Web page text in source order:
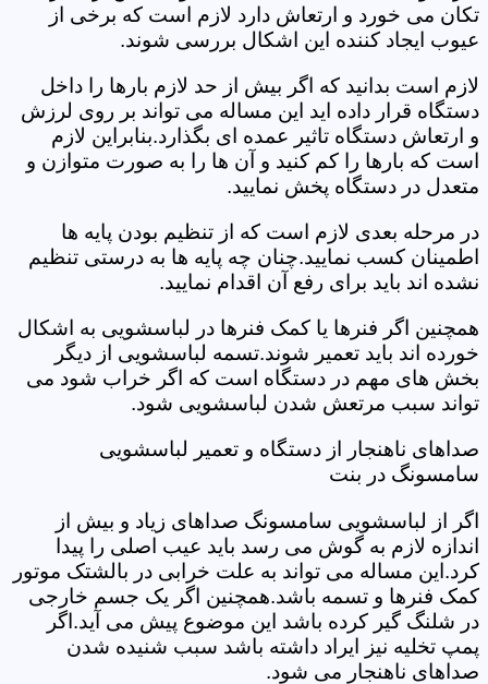
تکان می خورد و ارتعاش دارد لازم است که برخی از
عیوب ایجاد کننده این اشکال بررسی شوند.
لازم است بدانید که اگر بیش از حد لازم بارها را داخل
دستگاه قرار داده اید این مساله می تواند بر روی لرزش
و ارتعاش دستگاه تاثیر عمده ای بگذارد.بنابراین لازم
است که بارها را کم کنید و آن ها را به صورت متوازن و
متعدل در دستگاه پخش نمایید.
در مرحله بعدی لازم است که از تنظیم بودن پایه ها
اطمینان کسب نمایید.چنان چه پایه ها به درستی تنظیم
نشده اند باید برای رفع آن اقدام نمایید.
همچنین اگر فنرها یا کمک فنرها در لباسشویی به اشکال
خورده اند باید تعمیر شوند.تسمه لباسشویی از دیگر
بخش های مهم در دستگاه است که اگر خراب شود می
تواند سبب مرتعش شدن لباسشویی شود.
صداهای ناهنجار از دستگاه و تعمیر لباسشویی
سامسونگ در بنت
اگر از لباسشویی سامسونگ صداهای زیاد و بیش از
اندازه لازم به گوش می رسد باید عیب اصلی را پیدا
کرد.این مساله می تواند به علت خرابی در بالشتک موتور
کمک فنرها و تسمه باشد.همچنین اگر یک جسم خارجی
در شلنگ گیر کرده باشد این موضوع پیش می آید.اگر
پمپ تخلیه نیز ایراد داشته باشد سبب شنیده شدن
صداهای ناهنجار می شود.